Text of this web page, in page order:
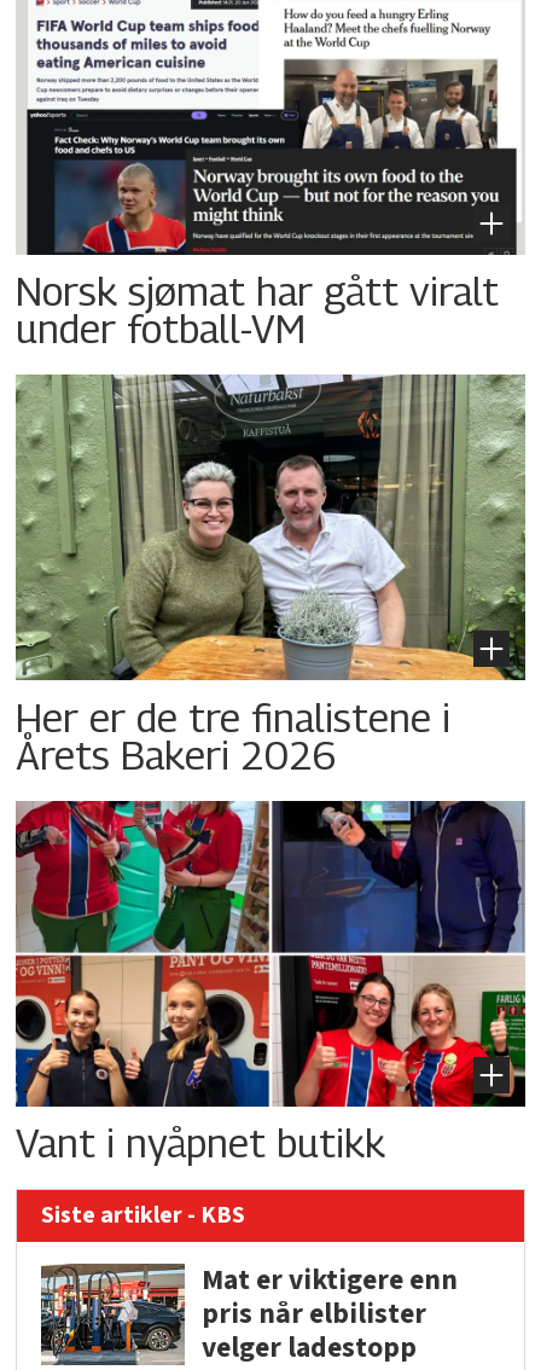
Norsk sjømat har gått viralt
under fotball-VM
Her er de tre finalistene i
Årets Bakeri 2026
Vant i nyåpnet butikk
Siste artikler - KBS
Mat er viktigere enn
pris når elbilister
velger ladestopp